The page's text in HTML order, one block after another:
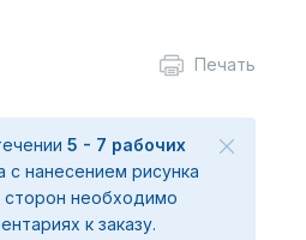
Печать
5 - 7 рабочих
с нанесением рисунка
сторон необходимо
к заказу.